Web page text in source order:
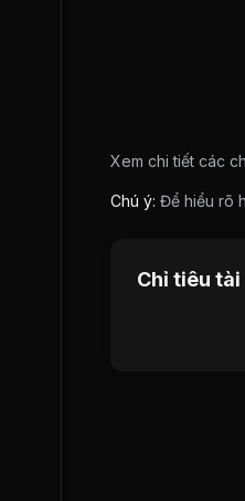
Xem chi tiết các
Chú ý: Để hiểu rõ
Chỉ tiêu